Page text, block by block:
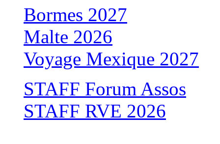
Bormes 2027
Malte 2026
Voyage Mexique 2027
STAFF Forum Assos
STAFF RVE 2026